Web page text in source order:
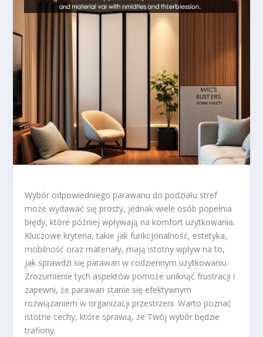
Wybór odpowiedniego parawanu do podziału stref
może wydawać się prosty, jednak wiele osób popełnia
błędy, które później wpływają na komfort użytkowania.
Kluczowe kryteria, takie jak funkcjonalność, estetyka,
mobilność oraz materiały, mają istotny wpływ na to,
jak sprawdzi się parawan w codziennym użytkowaniu.
Zrozumienie tych aspektów pomoże uniknąć frustracji i
zapewni, że parawan stanie się efektywnym
rozwiązaniem w organizacji przestrzeni. Warto poznać
istotne cechy, które sprawią, że Twój wybór będzie
trafiony.